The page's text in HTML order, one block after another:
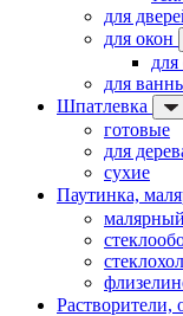
для
для окон
для
для
Шпатлевка
готовые
для
сухие
Паутинка,
Растворители,